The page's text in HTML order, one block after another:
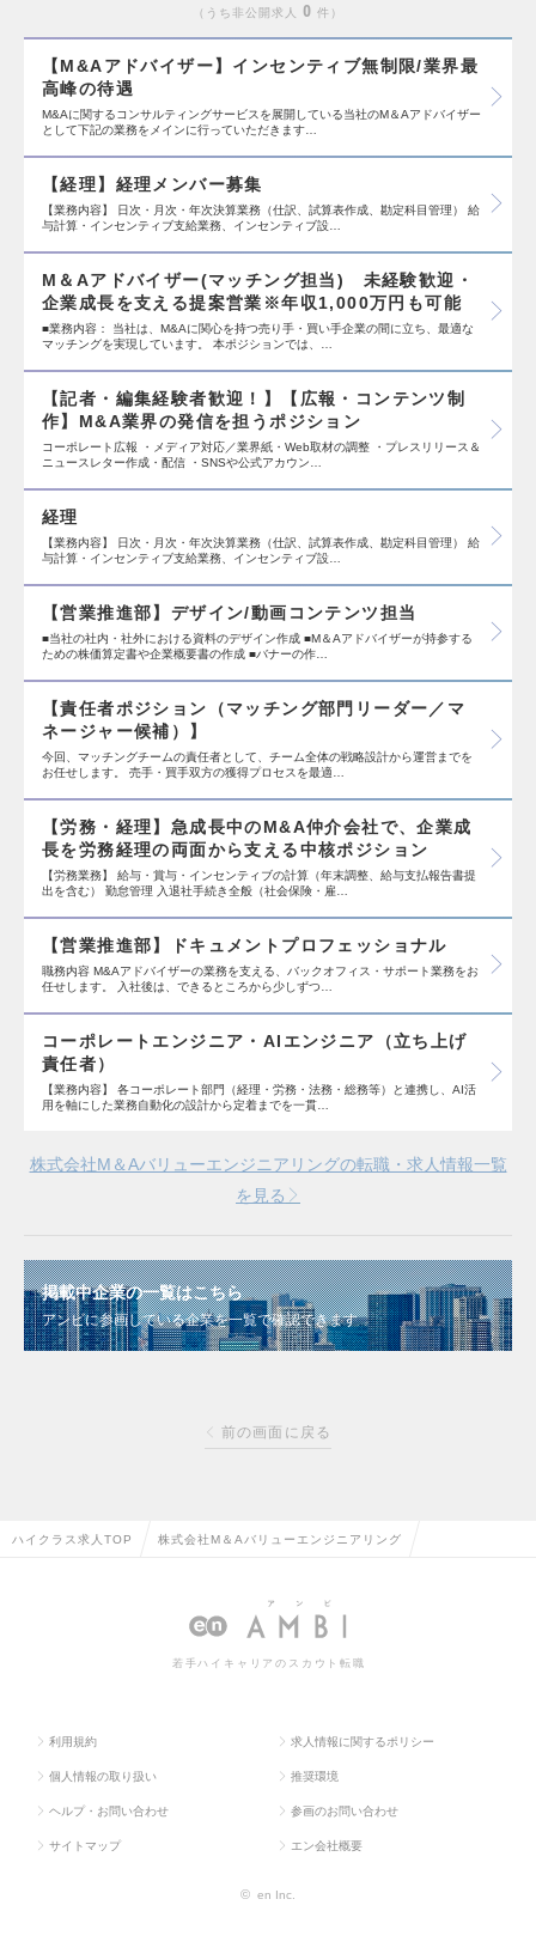
うち非公開求人 0 件
【M&Aアドバイザー】インセンティブ無制限/業界最
高峰の待遇
M&Aに関するコンサルティングサービスを展開している当社のM＆Aアドバイザー
として下記の業務をメインに行っていただきます…
【経理】経理メンバー募集
【業務内容】 日次・月次・年次決算業務（仕訳、試算表作成、勘定科目管理） 給
与計算・インセンティブ支給業務、インセンティブ設…
M＆Aアドバイザー(マッチング担当) 未経験歓迎・
企業成長を支える提案営業※年収1,000万円も可能
■業務内容： 当社は、M&Aに関心を持つ売り手・買い手企業の間に立ち、最適な
マッチングを実現しています。 本ポジションでは、…
【記者・編集経験者歓迎！】【広報・コンテンツ制
作】M&A業界の発信を担うポジション
コーポレート広報 ・メディア対応／業界紙・Web取材の調整 ・プレスリリース＆
ニュースレター作成・配信 ・SNSや公式アカウン…
経理
【業務内容】 日次・月次・年次決算業務（仕訳、試算表作成、勘定科目管理） 給
与計算・インセンティブ支給業務、インセンティブ設…
【営業推進部】デザイン/動画コンテンツ担当
■当社の社内・社外における資料のデザイン作成 ■M＆Aアドバイザーが持参する
ための株価算定書や企業概要書の作成 ■バナーの作…
【責任者ポジション（マッチング部門リーダー／マ
ネージャー候補）】
今回、マッチングチームの責任者として、チーム全体の戦略設計から運営までを
お任せします。 売手・買手双方の獲得プロセスを最適…
【労務・経理】急成長中のM&A仲介会社で、企業成
長を労務経理の両面から支える中核ポジション
【労務業務】 給与・賞与・インセンティブの計算（年末調整、給与支払報告書提
出を含む） 勤怠管理 入退社手続き全般（社会保険・雇…
【営業推進部】ドキュメントプロフェッショナル
職務内容 M&Aアドバイザーの業務を支える、バックオフィス・サポート業務をお
任せします。 入社後は、できるところから少しずつ…
コーポレートエンジニア・AIエンジニア（立ち上げ
責任者）
【業務内容】 各コーポレート部門（経理・労務・法務・総務等）と連携し、AI活
用を軸にした業務自動化の設計から定着までを一貫…
株式会社M＆Aバリューエンジニアリングの転職・求人情報一覧
を見る
掲載中企業の一覧はこちら
アンビに参画している企業を一覧で確認できます
前の画面に戻る
ハイクラス求人TOP 株式会社M＆Aバリューエンジニアリング
若手ハイキャリアのスカウト転職
利用規約 求人情報に関するポリシー
個人情報の取り扱い 推奨環境
ヘルプ・お問い合わせ 参画のお問い合わせ
サイトマップ エン会社概要
© en Inc.